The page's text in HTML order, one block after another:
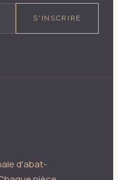
S'INSCRIRE
d'abat-